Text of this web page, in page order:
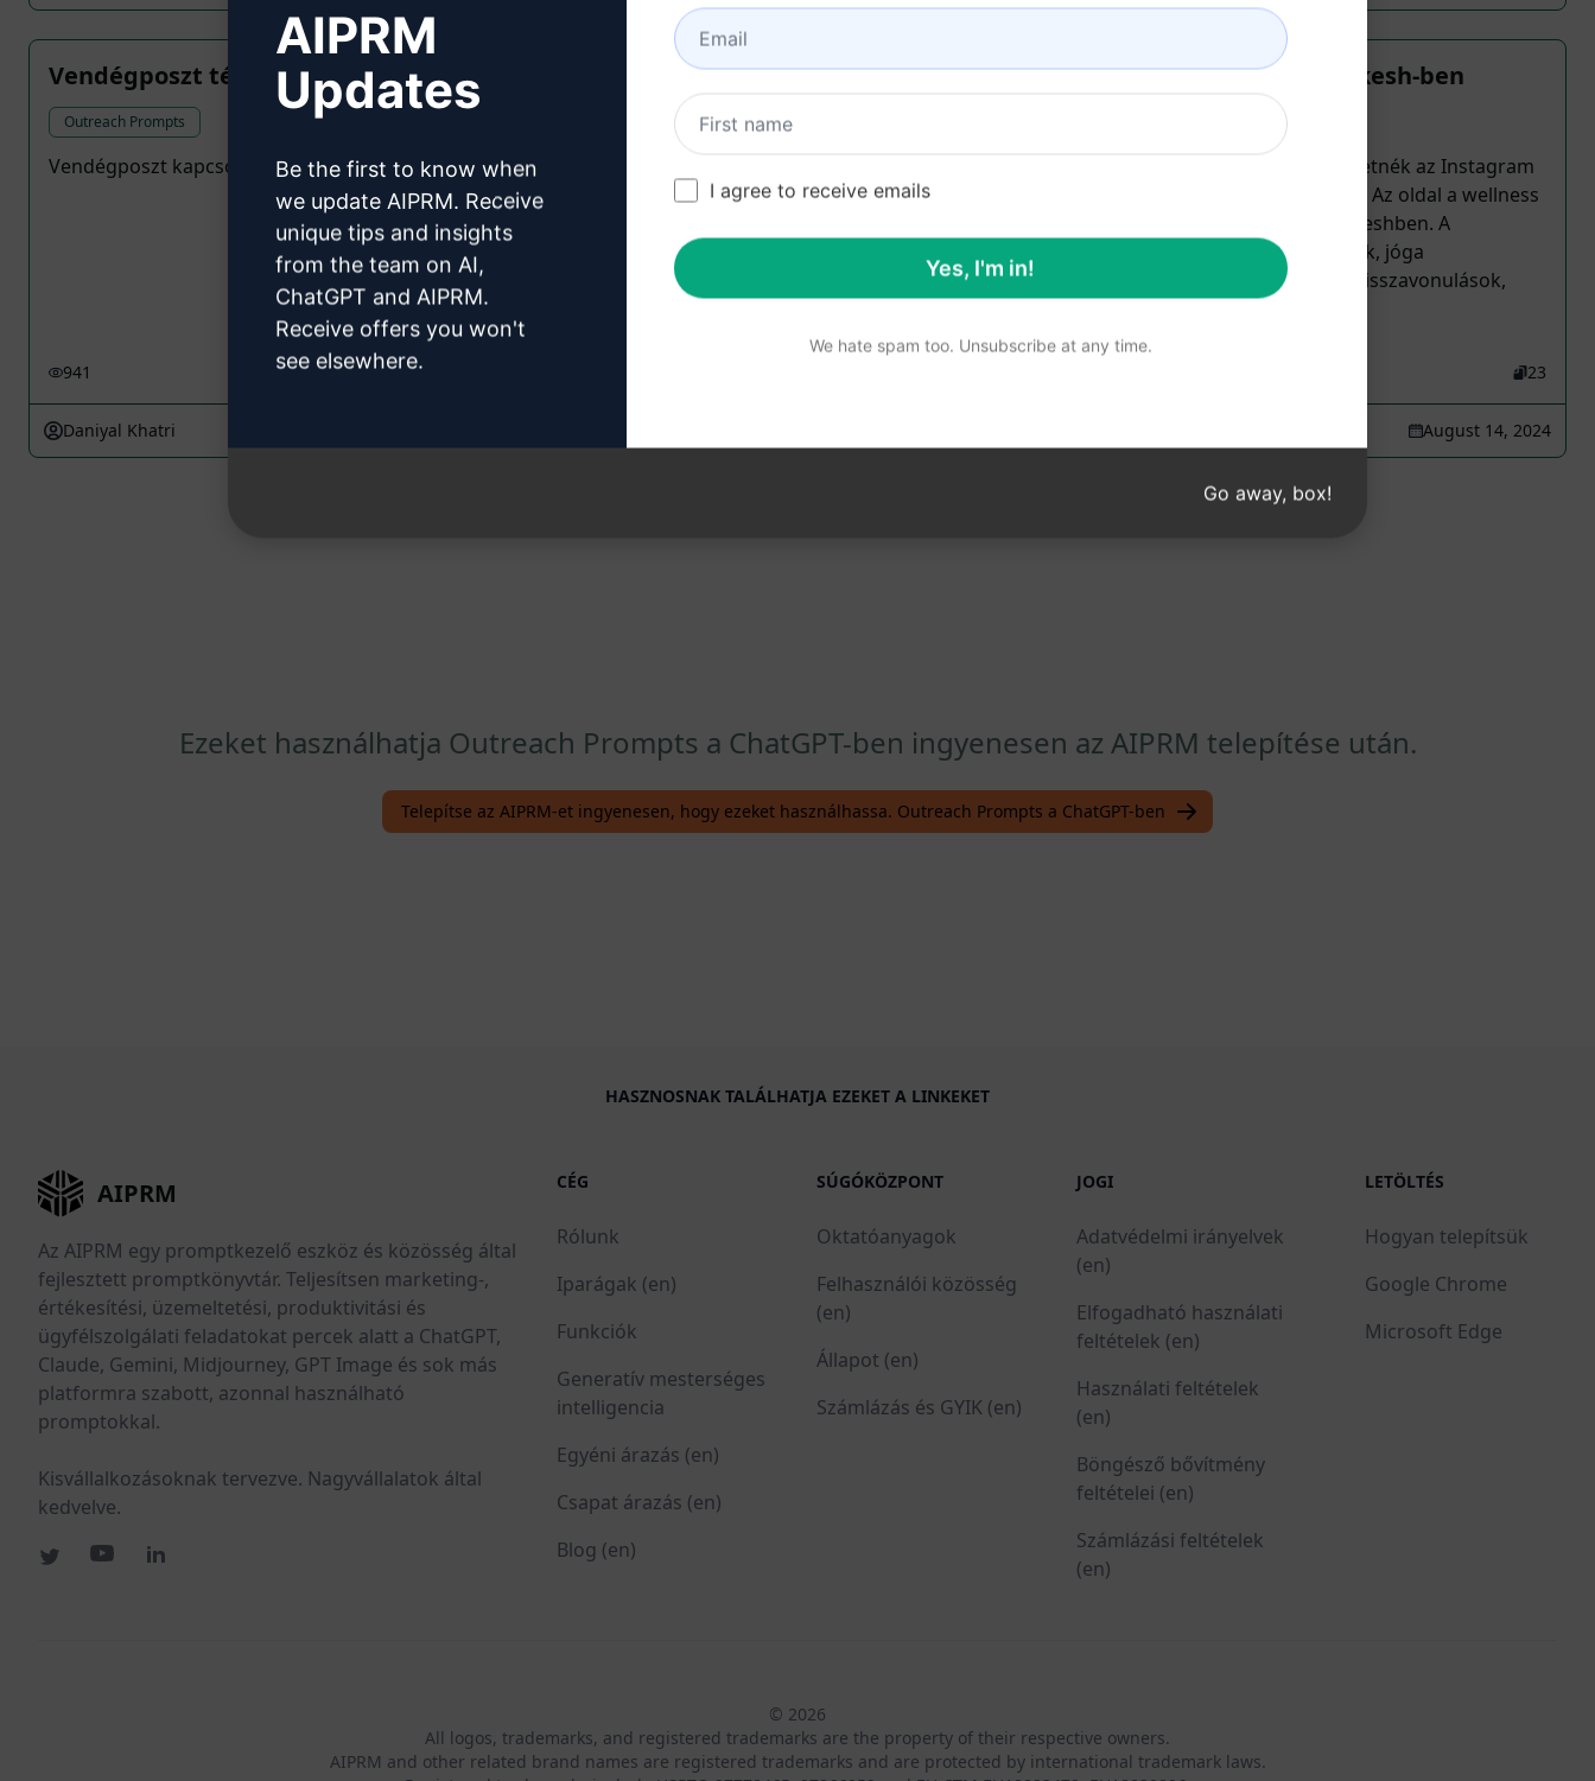
Vendégposzt téma
Outreach Prompts
Vendégposzt kapcsolatfelvétel
941 0
Daniyal Khatri
Személyre szabott e-mail készítő
Outreach Prompts
utazási témájú URL alapján.
Wellness Retreat Rishikesh-ben
Egy rövid bemutatkozást szeretnék az Instagram
oldalamhoz, az Amantrhit-hez. Az oldal a wellness
visszavonulásokról szól Rishikeshben. A
visszavonulások Ayurvedikusak, jóga
visszavonulások, tudatosság visszavonulások,
23
August 14, 2024
Ezeket használhatja Outreach Prompts a ChatGPT-ben ingyenesen az AIPRM telepítése után.
Telepítse az AIPRM-et ingyenesen, hogy ezeket használhassa. Outreach Prompts a ChatGPT-ben
HASZNOSNAK TALÁLHATJA EZEKET A LINKEKET
AIPRM
Az AIPRM egy promptkezelő eszköz és közösség által
fejlesztett promptkönyvtár. Teljesítsen marketing-,
értékesítési, üzemeltetési, produktivitási és
ügyfélszolgálati feladatokat percek alatt a ChatGPT,
Claude, Gemini, Midjourney, GPT Image és sok más
platformra szabott, azonnal használható
promptokkal.
Kisvállalkozásoknak tervezve. Nagyvállalatok által
kedvelve.
CÉG
Rólunk
Iparágak (en)
Funkciók
Generatív mesterséges
intelligencia
Egyéni árazás (en)
Csapat árazás (en)
Blog (en)
SÚGÓKÖZPONT
Oktatóanyagok
Felhasználói közösség
(en)
Állapot (en)
Számlázás és GYIK (en)
JOGI
Adatvédelmi irányelvek
(en)
Elfogadható használati
feltételek (en)
Használati feltételek
(en)
Böngésző bővítmény
feltételei (en)
Számlázási feltételek
(en)
LETÖLTÉS
Hogyan telepítsük
Google Chrome
Microsoft Edge
© 2026
All logos, trademarks, and registered trademarks are the property of their respective owners.
AIPRM and other related brand names are registered trademarks and are protected by international trademark laws.
AIPRM
Updates
Be the first to know when
we update AIPRM. Receive
unique tips and insights
from the team on AI,
ChatGPT and AIPRM.
Receive offers you won't
see elsewhere.
I agree to receive emails
Yes, I'm in!
We hate spam too. Unsubscribe at any time.
Go away, box!